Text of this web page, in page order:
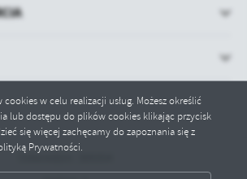
w celu realizacji usług. Możesz określić
lub dostępu do plików cookies klikając przycisk
się więcej zachęcamy do zapoznania się z
Prywatności.
Odwiedzin: 309354